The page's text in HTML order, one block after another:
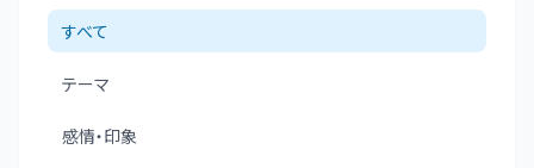
すべて
テーマ
感情・印象